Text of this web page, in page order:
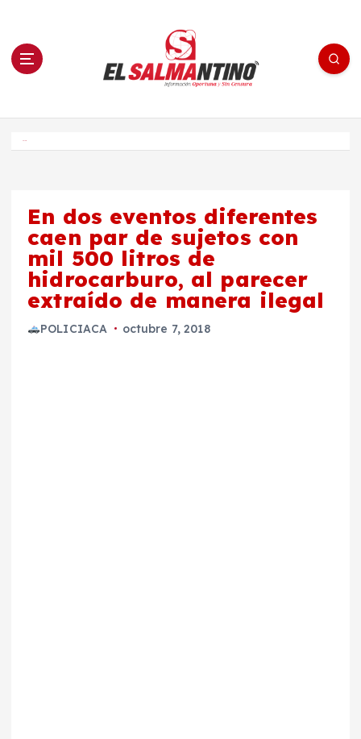
n El Salmantino - medios/noticias/editorial
En dos eventos diferentes
caen par de sujetos con
mil 500 litros de
hidrocarburo, al parecer
extraído de manera ilegal
POLICIACA octubre 7, 2018